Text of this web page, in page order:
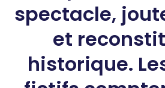
spectacle,
et
historique.